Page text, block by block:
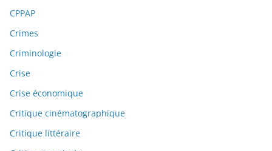
CPPAP
Crimes
Criminologie
Crise
Crise économique
Critique cinématographique
Critique littéraire